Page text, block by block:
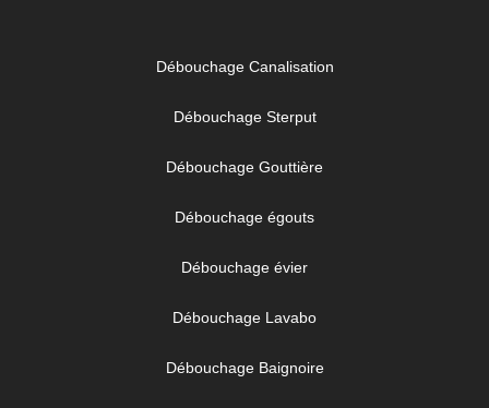
Débouchage Canalisation
Débouchage Sterput
Débouchage Gouttière
Débouchage égouts
Débouchage évier
Débouchage Lavabo
Débouchage Baignoire